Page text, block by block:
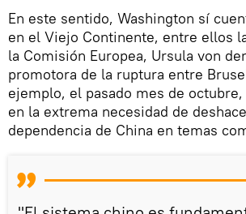
En este sentido, Washington sí
en el Viejo Continente, entre ellos
la Comisión Europea, Ursula von
promotora de la ruptura entre
ejemplo, el pasado mes de
en la extrema necesidad de
dependencia de China en temas